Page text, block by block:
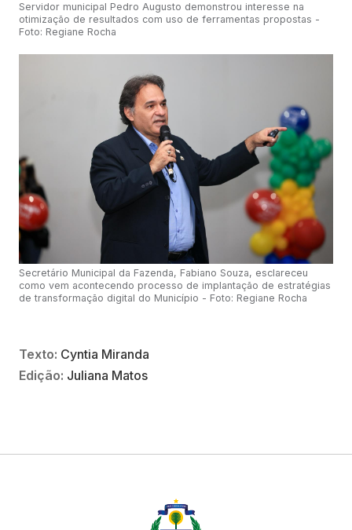
Servidor municipal Pedro Augusto demonstrou interesse na
otimização de resultados com uso de ferramentas propostas -
Foto: Regiane Rocha
Secretário Municipal da Fazenda, Fabiano Souza, esclareceu
como vem acontecendo processo de implantação de estratégias
de transformação digital do Município - Foto: Regiane Rocha
Texto: Cyntia Miranda
Edição: Juliana Matos